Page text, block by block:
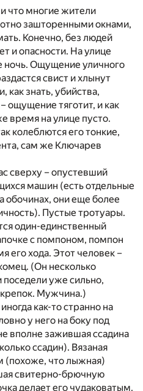
что многие жители
зашторенными окнами,
Конечно, без людей
и опасности. На улице
ночь. Ощущение уличного
свист и хлынут
как знать, убийства,
ощущение тяготит, и как
время на улице пусто.
колеблются его тонкие,
сам же Ключарев
сверху – опустевший
машин (есть отдельные
они еще более
Пустые тротуары.
один-единственный
с помпоном, помпон
его хода. Этот человек –
(Он несколько
поседели уже сильно,
Мужчина.)
как-то странно на
у него на боку под
вполне зажившая ссадина
ссадин). Вязаная
(похоже, что лыжная)
свитерно-брючную
делает его чудаковатым.